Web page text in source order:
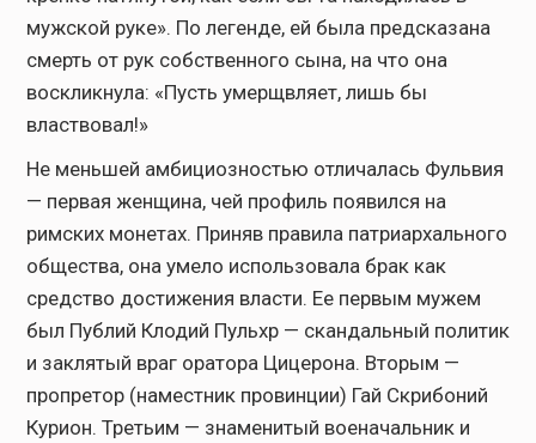
мужской руке». По легенде, ей была предсказана
смерть от рук собственного сына, на что она
воскликнула: «Пусть умерщвляет, лишь бы
властвовал!»
Не меньшей амбициозностью отличалась Фульвия
— первая женщина, чей профиль появился на
римских монетах. Приняв правила патриархального
общества, она умело использовала брак как
средство достижения власти. Ее первым мужем
был Публий Клодий Пульхр — скандальный политик
и заклятый враг оратора Цицерона. Вторым —
пропретор (наместник провинции) Гай Скрибоний
Курион. Третьим — знаменитый военачальник и